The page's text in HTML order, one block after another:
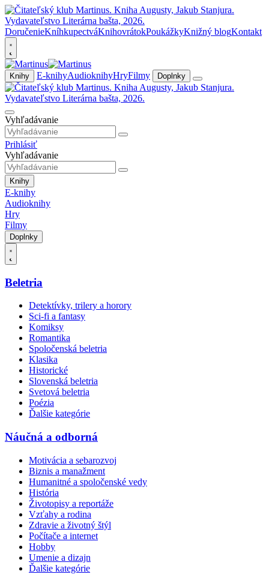
DoručenieKníhkupectváKnihovrátokPoukážkyKnižný blogKontakt
Knihy E-knihyAudioknihyHryFilmy Doplnky
Vyhľadávanie
Prihlásiť
Vyhľadávanie
Knihy
E-knihy
Audioknihy
Hry
Filmy
Doplnky
Beletria
Detektívky, trilery a horory
Sci-fi a fantasy
Komiksy
Romantika
Spoločenská beletria
Klasika
Historické
Slovenská beletria
Svetová beletria
Poézia
Ďalšie kategórie
Náučná a odborná
Motivácia a sebarozvoj
Biznis a manažment
Humanitné a spoločenské vedy
História
Životopisy a reportáže
Vzťahy a rodina
Zdravie a životný štýl
Počítače a internet
Hobby
Umenie a dizajn
Ďalšie kategórie